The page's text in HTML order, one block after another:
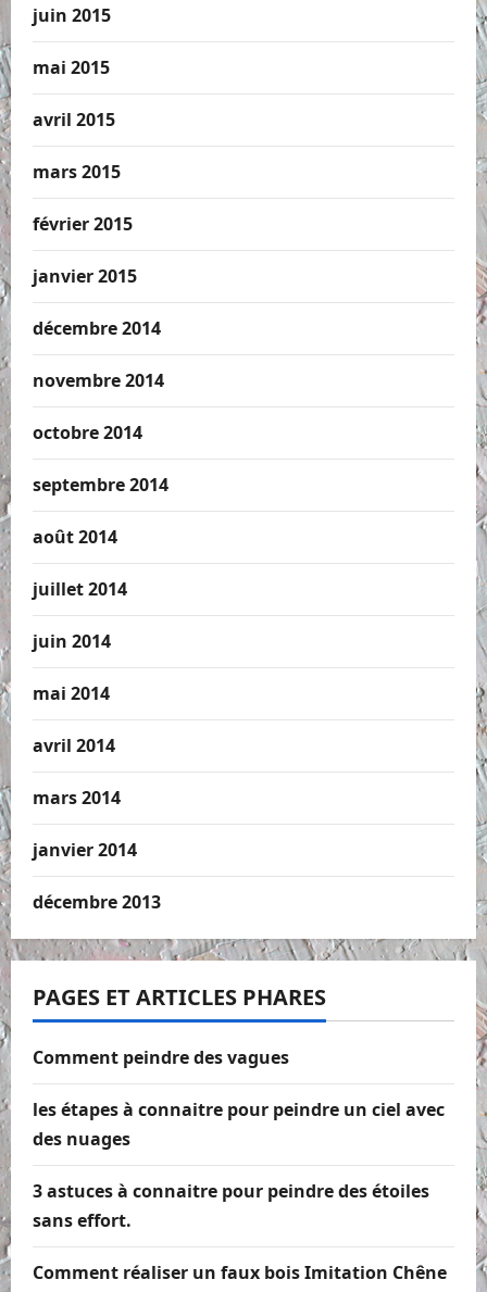
juin 2015
mai 2015
avril 2015
mars 2015
février 2015
janvier 2015
décembre 2014
novembre 2014
octobre 2014
septembre 2014
août 2014
juillet 2014
juin 2014
mai 2014
avril 2014
mars 2014
janvier 2014
décembre 2013
PAGES ET ARTICLES PHARES
Comment peindre des vagues
les étapes à connaitre pour peindre un ciel avec
des nuages
3 astuces à connaitre pour peindre des étoiles
sans effort.
Comment réaliser un faux bois Imitation Chêne